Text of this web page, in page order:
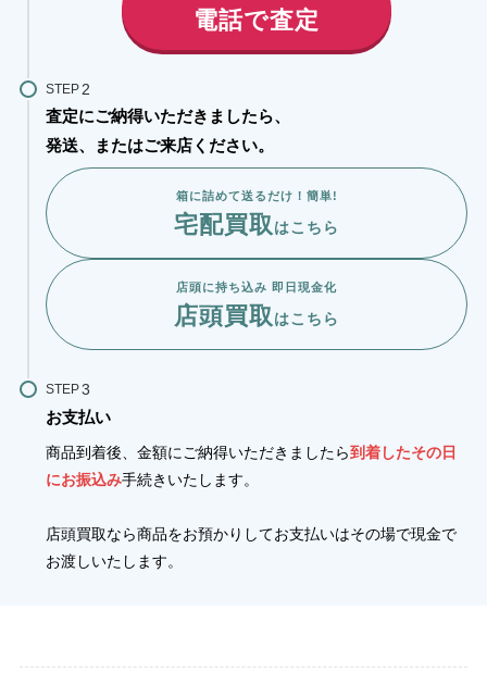
電話で査定
STEP
査定にご納得いただきましたら、
発送、またはご来店ください。
箱に詰めて送るだけ！簡単!
宅配買取はこちら
店頭に持ち込み 即日現金化
店頭買取はこちら
STEP
お支払い
商品到着後、金額にご納得いただきましたら到着したその日
にお振込み手続きいたします。
店頭買取なら商品をお預かりしてお支払いはその場で現金で
お渡しいたします。